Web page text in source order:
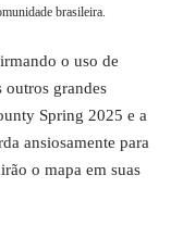
brasileira.
o uso de
outros grandes
Spring 2025 e a
ansiosamente para
o mapa em suas